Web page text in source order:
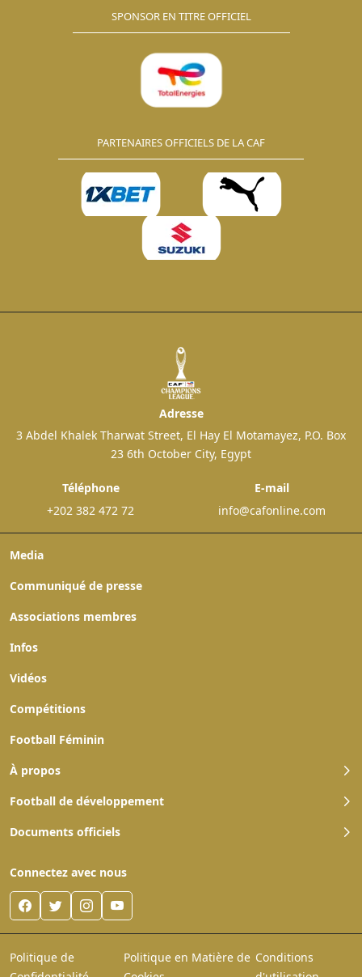
qualification lors de la dernière journée.
SPONSOR EN TITRE OFFICIEL
PARTENAIRES OFFICIELS DE LA CAF
Media
Communiqué de presse
Associations membres
Infos
Vidéos
Compétitions
Football Féminin
À propos
Football de développement
Documents officiels
Connectez avec nous
Adresse
3 Abdel Khalek Tharwat Street, El Hay El Motamayez, P.O. Box
23 6th October City, Egypt
Téléphone
+202 382 472 72
E-mail
info@cafonline.com
Politique de
Politique en Matière de Conditions